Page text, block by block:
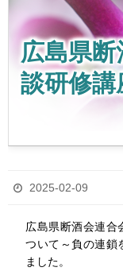
広島県
談研修講
2025-02-09
広島県断酒会連合
ついて～負の連鎖
ました。